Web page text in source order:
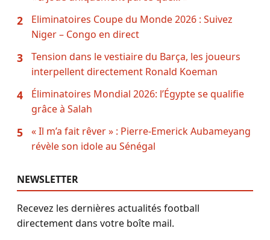
2
Eliminatoires Coupe du Monde 2026 : Suivez
Niger – Congo en direct
3
Tension dans le vestiaire du Barça, les joueurs
interpellent directement Ronald Koeman
4
Éliminatoires Mondial 2026: l’Égypte se qualifie
grâce à Salah
5
« Il m’a fait rêver » : Pierre-Emerick Aubameyang
révèle son idole au Sénégal
NEWSLETTER
Recevez les dernières actualités football
directement dans votre boîte mail.